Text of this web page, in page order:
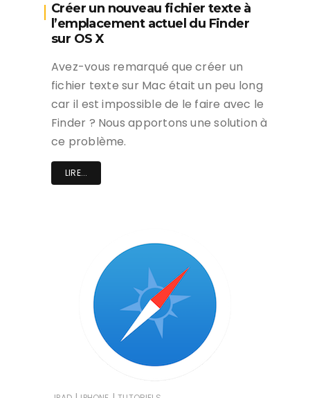
Créer un nouveau fichier texte à
l’emplacement actuel du Finder
sur OS X
Avez-vous remarqué que créer un
fichier texte sur Mac était un peu long
car il est impossible de le faire avec le
Finder ? Nous apportons une solution à
ce problème.
LIRE...